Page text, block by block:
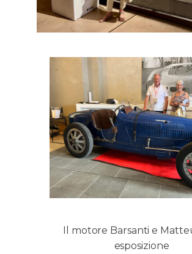
Il motore Barsanti e
esposizione